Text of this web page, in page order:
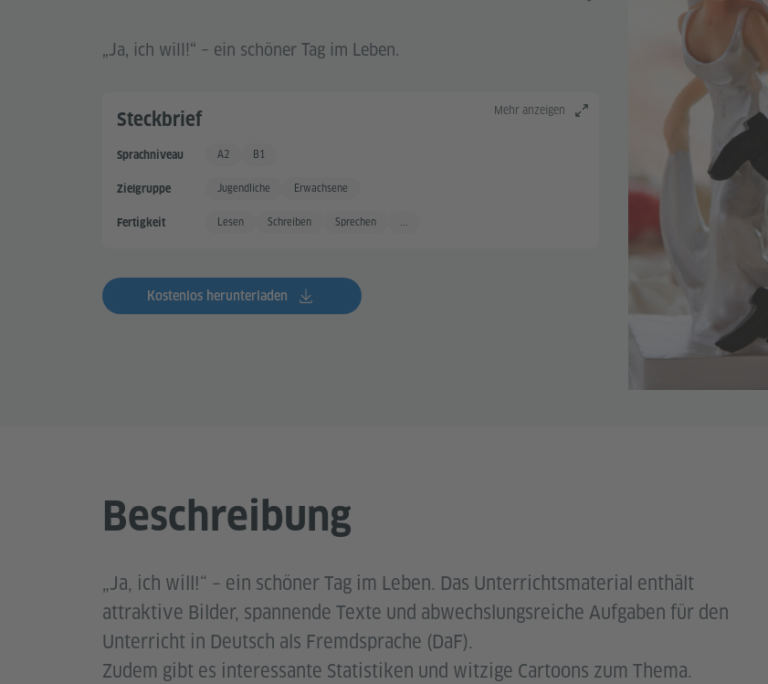
„Ja, ich will!“ – ein schöner Tag im Leben.
Mehr anzeigen
Steckbrief
Sprachniveau Grundkenntnisse +
A2 Gute Sprachkenntnisse
B1
Zielgruppe Jugendliche Erwachsene
Fertigkeit Lesen Schreiben Sprechen ...
Kostenlos herunterladen
Beschreibung
„Ja, ich will!“ – ein schöner Tag im Leben. Das Unterrichtsmaterial enthält
attraktive Bilder, spannende Texte und abwechslungsreiche Aufgaben für den
Unterricht in Deutsch als Fremdsprache (DaF).
Zudem gibt es interessante Statistiken und witzige Cartoons zum Thema.